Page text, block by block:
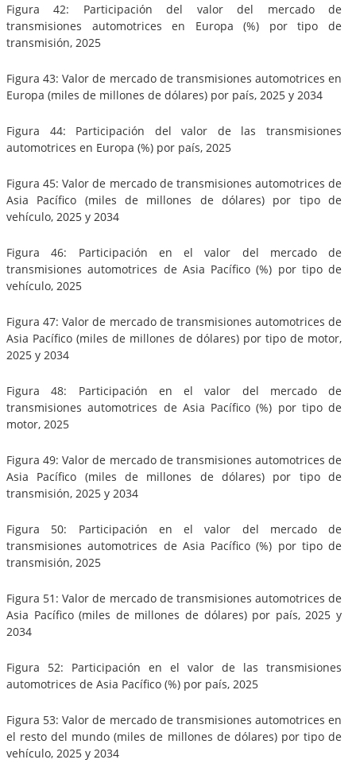
Figura 42: Participación del valor del mercado de
transmisiones automotrices en Europa (%) por tipo de
transmisión, 2025
Figura 43: Valor de mercado de transmisiones automotrices en
Europa (miles de millones de dólares) por país, 2025 y 2034
Figura 44: Participación del valor de las transmisiones
automotrices en Europa (%) por país, 2025
Figura 45: Valor de mercado de transmisiones automotrices de
Asia Pacífico (miles de millones de dólares) por tipo de
vehículo, 2025 y 2034
Figura 46: Participación en el valor del mercado de
transmisiones automotrices de Asia Pacífico (%) por tipo de
vehículo, 2025
Figura 47: Valor de mercado de transmisiones automotrices de
Asia Pacífico (miles de millones de dólares) por tipo de motor,
2025 y 2034
Figura 48: Participación en el valor del mercado de
transmisiones automotrices de Asia Pacífico (%) por tipo de
motor, 2025
Figura 49: Valor de mercado de transmisiones automotrices de
Asia Pacífico (miles de millones de dólares) por tipo de
transmisión, 2025 y 2034
Figura 50: Participación en el valor del mercado de
transmisiones automotrices de Asia Pacífico (%) por tipo de
transmisión, 2025
Figura 51: Valor de mercado de transmisiones automotrices de
Asia Pacífico (miles de millones de dólares) por país, 2025 y
2034
Figura 52: Participación en el valor de las transmisiones
automotrices de Asia Pacífico (%) por país, 2025
Figura 53: Valor de mercado de transmisiones automotrices en
el resto del mundo (miles de millones de dólares) por tipo de
vehículo, 2025 y 2034